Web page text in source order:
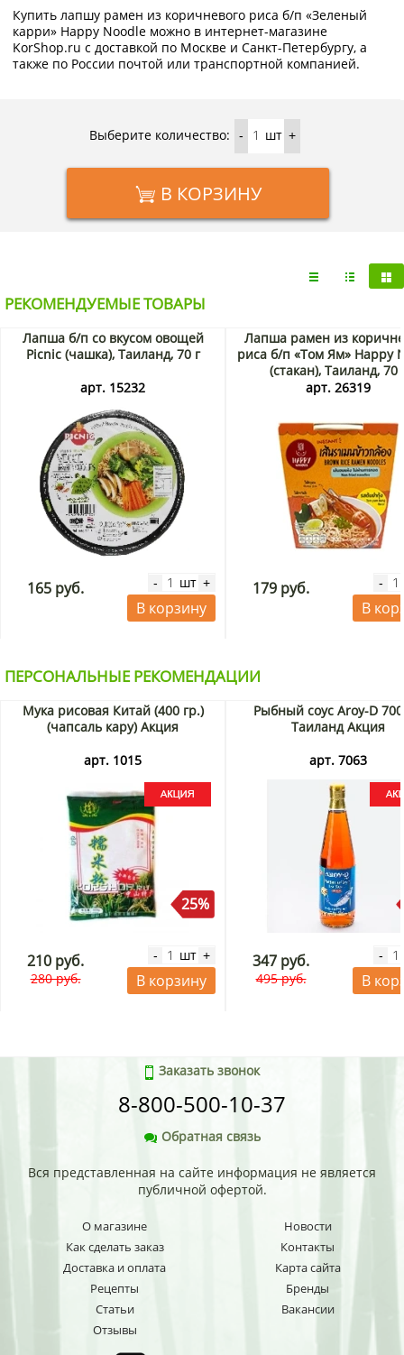
Купить лапшу рамен из коричневого риса б/п «Зеленый
карри» Happy Noodle можно в интернет-магазине
KorShop.ru с доставкой по Москве и Санкт-Петербургу, а
также по России почтой или транспортной компанией.
Выберите количество: - шт +
В КОРЗИНУ
РЕКОМЕНДУЕМЫЕ ТОВАРЫ
Лапша б/п со вкусом овощей
Picnic (чашка), Таиланд, 70 г
арт. 15232
165 руб. - шт +
В корзину
Лапша рамен из
риса б/п «Том Ям» Happy
(стакан), Таиланд, 70
арт. 26319
179 руб. -
В
ПЕРСОНАЛЬНЫЕ РЕКОМЕНДАЦИИ
Мука рисовая Китай (400 гр.)
(чапсаль кару) Акция
арт. 1015
25%
210 руб.
280 руб.
- шт +
В корзину
Рыбный соус Aroy-D
Таиланд Акция
арт. 7063
347 руб.
495 руб.
-
В
Заказать звонок
8-800-500-10-37
Обратная связь
Вся представленная на сайте информация не является
публичной офертой.
О магазине
Как сделать заказ
Доставка и оплата
Рецепты
Статьи
Отзывы
Новости
Контакты
Карта сайта
Бренды
Вакансии